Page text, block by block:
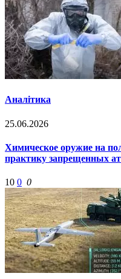
Аналітика
25.06.2026
Химическое оружие на
практику запрещенных
10 0 0